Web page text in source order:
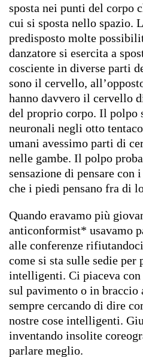
sposta nei punti del corpo
cui si sposta nello spazio.
predisposto molte
danzatore si esercita a
cosciente in diverse parti
sono il cervello,
hanno davvero il cervello
del proprio corpo. Il polpo
neuronali negli otto
umani avessimo parti di
nelle gambe. Il polpo
sensazione di pensare con
che i piedi pensano fra di
Quando eravamo più
anticonformist* usavamo
alle conferenze
come si sta sulle sedie per
intelligenti. Ci piaceva
sul pavimento o in
sempre cercando di dire
nostre cose intelligenti.
inventando insolite
parlare meglio.